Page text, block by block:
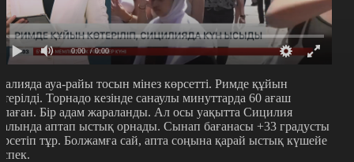
0:00 / 0:00
ауа-райы тосын мінез көрсетті. Римде құйын
Торнадо кезінде санаулы минуттарда 60 ағаш
Бір адам жараланды. Ал осы уақытта Сицилия
аптап ыстық орнады. Сынап бағанасы +33 градусты
тұр. Болжамға сай, апта соңына қарай ыстық күшейе